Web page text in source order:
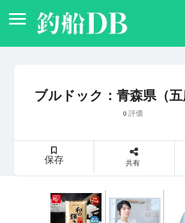
ブルドック：青森県（五
0評価
保存 共有